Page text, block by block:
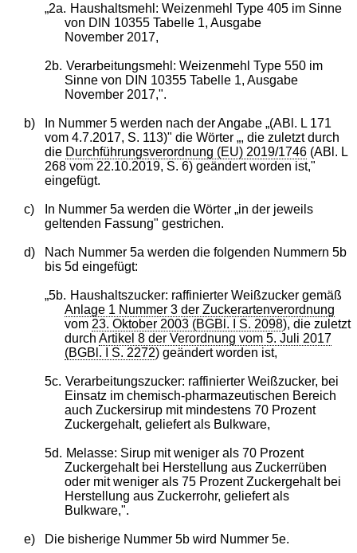
„2a. Haushaltsmehl: Weizenmehl Type 405 im Sinne
von DIN 10355 Tabelle 1, Ausgabe
November 2017,
2b. Verarbeitungsmehl: Weizenmehl Type 550 im
Sinne von DIN 10355 Tabelle 1, Ausgabe
November 2017,".
b)
In Nummer 5 werden nach der Angabe „(ABl. L 171
vom 4.7.2017, S. 113)" die Wörter „, die zuletzt durch
die Durchführungsverordnung (EU) 2019/1746(ABl. L
268 vom 22.10.2019, S. 6) geändert worden ist,"
eingefügt.
c)
In Nummer 5a werden die Wörter „in der jeweils
geltenden Fassung" gestrichen.
d)
Nach Nummer 5a werden die folgenden Nummern 5b
bis 5d eingefügt:
„5b. Haushaltszucker: raffinierter Weißzucker gemäß
Anlage 1 Nummer 3 der Zuckerartenverordnung
vom 23. Oktober 2003 (BGBl. I S. 2098), die zuletzt
durchArtikel 8 der Verordnung vom 5. Juli 2017
(BGBl. I S. 2272) geändert worden ist,
5c. Verarbeitungszucker: raffinierter Weißzucker, bei
Einsatz im chemisch-pharmazeutischen Bereich
auch Zuckersirup mit mindestens 70 Prozent
Zuckergehalt, geliefert als Bulkware,
5d. Melasse: Sirup mit weniger als 70 Prozent
Zuckergehalt bei Herstellung aus Zuckerrüben
oder mit weniger als 75 Prozent Zuckergehalt bei
Herstellung aus Zuckerrohr, geliefert als
Bulkware,".
e) Die bisherige Nummer 5b wird Nummer 5e.